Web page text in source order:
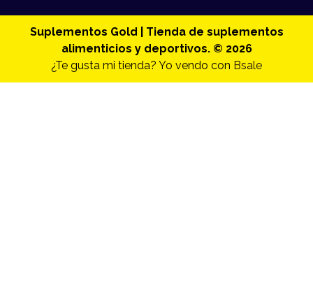
Suplementos Gold | Tienda de suplementos
alimenticios y deportivos. © 2026
¿Te gusta mi tienda? Yo vendo con Bsale